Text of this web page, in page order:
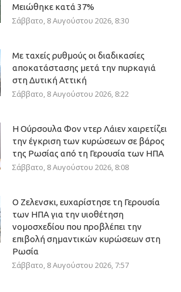
Μειώθηκε κατά 37%
Σάββατο, 8 Αυγούστου 2026, 8:30
Με ταχείς ρυθμούς οι διαδικασίες
αποκατάστασης μετά την πυρκαγιά
στη Δυτική Αττική
Σάββατο, 8 Αυγούστου 2026, 8:22
Η Ούρσουλα Φον ντερ Λάιεν χαιρετίζει
την έγκριση των κυρώσεων σε βάρος
της Ρωσίας από τη Γερουσία των ΗΠΑ
Σάββατο, 8 Αυγούστου 2026, 8:08
Ο Ζελενσκι, ευχαρίστησε τη Γερουσία
των ΗΠΑ για την υιοθέτηση
νομοσχεδίου που προβλέπει την
επιβολή σημαντικών κυρώσεων στη
Ρωσία
Σάββατο, 8 Αυγούστου 2026, 7:57